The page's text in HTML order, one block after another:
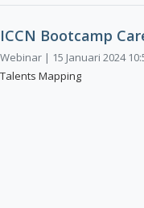
ICCN Bootcamp
Webinar | 15 Januari 2024
Talents Mapping